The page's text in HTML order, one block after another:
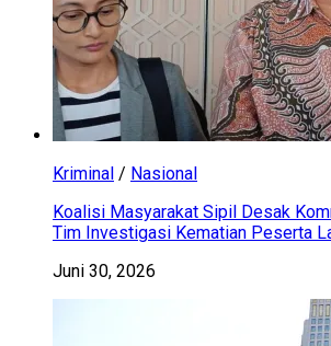
Kriminal / Nasional
Koalisi Masyarakat Sipil Desak
Tim Investigasi Kematian Peserta
Juni 30, 2026